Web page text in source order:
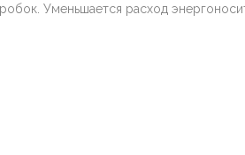
Уменьшается расход